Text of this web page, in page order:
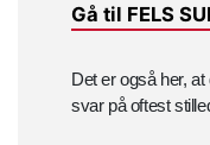
Gå til FELS
Det er også her,
svar på oftest